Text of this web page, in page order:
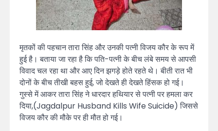
मृतकों की पहचान तारा सिंह और उनकी पत्नी विजय कौर के रूप में
हुई है। बताया जा रहा है कि पति-पत्नी के बीच लंबे समय से आपसी
विवाद चल रहा था और आए दिन झगड़े होते रहते थे। बीती रात भी
दोनों के बीच तीखी बहस हुई, जो देखते ही देखते हिंसक हो गई।
गुस्से में आकर तारा सिंह ने धारदार हथियार से पत्नी पर हमला कर
दिया,(Jagdalpur Husband Kills Wife Suicide) जिससे
विजय कौर की मौके पर ही मौत हो गई।